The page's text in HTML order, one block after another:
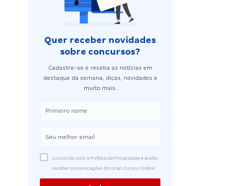
Quer receber novidades
sobre concursos?
Cadastre-se e receba as notícias em
destaque da semana, dicas, novidades e
muito mais.
Concordo com a Política de Privacidade e aceito
receber comunicações do Gran Cursos Online.